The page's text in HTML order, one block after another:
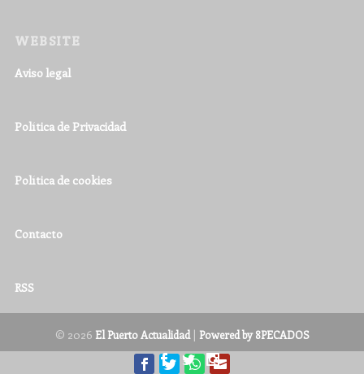
WEBSITE
Aviso legal
Política de Privacidad
Política de cookies
Contacto
RSS
© 2026 El Puerto Actualidad| Powered by 8PECADOS